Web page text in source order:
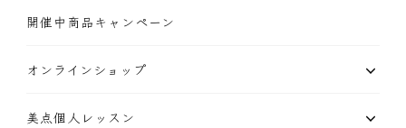
開催中商品キャンペーン
オンラインショップ
美点個人レッスン